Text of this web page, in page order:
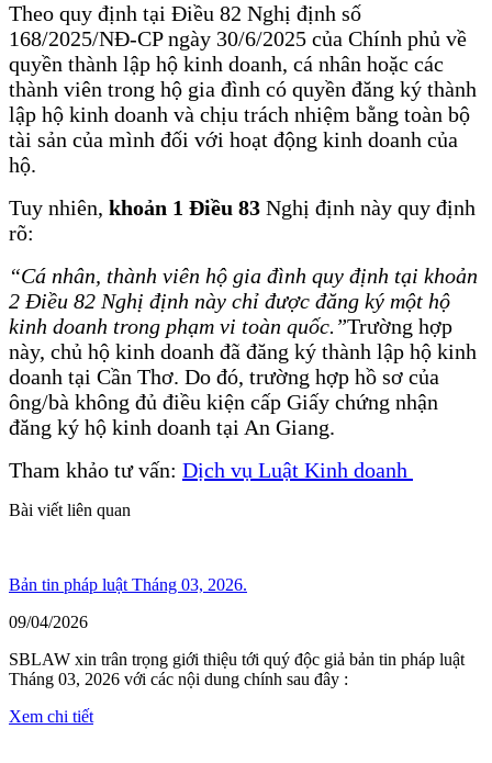
Theo quy định tại Điều 82 Nghị định số
168/2025/NĐ-CP ngày 30/6/2025 của Chính phủ về
quyền thành lập hộ kinh doanh, cá nhân hoặc các
thành viên trong hộ gia đình có quyền đăng ký thành
lập hộ kinh doanh và chịu trách nhiệm bằng toàn bộ
tài sản của mình đối với hoạt động kinh doanh của
hộ.
Tuy nhiên, khoản 1 Điều 83 Nghị định này quy định
rõ:
“Cá nhân, thành viên hộ gia đình quy định tại khoản
2 Điều 82 Nghị định này chỉ được đăng ký một hộ
kinh doanh trong phạm vi toàn quốc.”Trường hợp
này, chủ hộ kinh doanh đã đăng ký thành lập hộ kinh
doanh tại Cần Thơ. Do đó, trường hợp hồ sơ của
ông/bà không đủ điều kiện cấp Giấy chứng nhận
đăng ký hộ kinh doanh tại An Giang.
Tham khảo tư vấn: Dịch vụ Luật Kinh doanh
Bài viết liên quan
Bản tin pháp luật Tháng 03, 2026.
09/04/2026
SBLAW xin trân trọng giới thiệu tới quý độc giả bản tin pháp luật
Tháng 03, 2026 với các nội dung chính sau đây :
Xem chi tiết